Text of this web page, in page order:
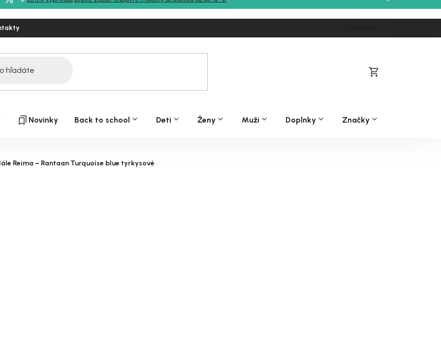
Nákupný
Novinky Back to school Deti Ženy Muži Doplnky Značky
Reima – Rantaan Turquoise blue tyrkysové